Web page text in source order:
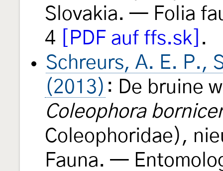
Slovakia. — Folia
4
[PDF auf ffs.sk] .
Schreurs, A. E. P.,
(2013) : De bruine
Coleophora
Coleophoridae),
Fauna. —